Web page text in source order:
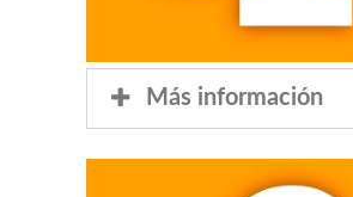
Más información